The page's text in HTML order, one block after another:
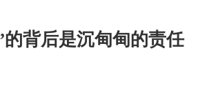
的背后是沉甸甸的责任